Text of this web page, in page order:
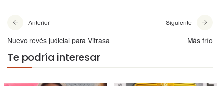
Anterior
Nuevo revés judicial para Vitrasa
Siguiente
Más frío
Te podría interesar